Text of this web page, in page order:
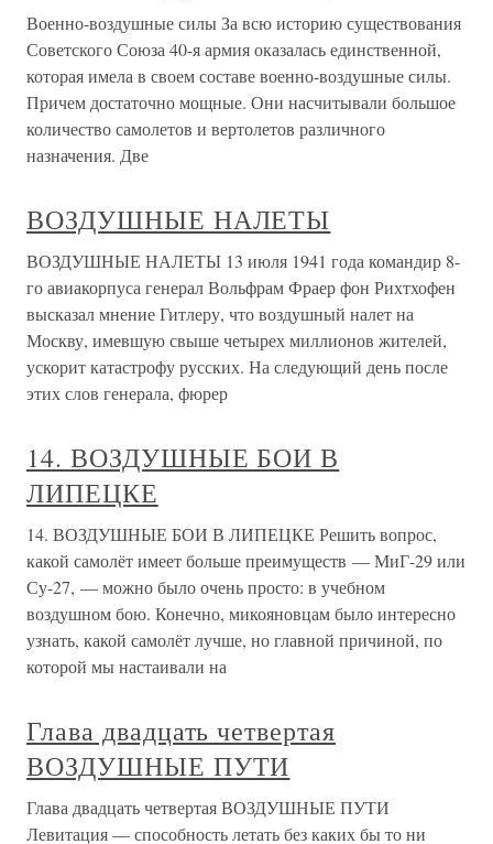
Военно-воздушные силы За всю историю существования
Советского Союза 40-я армия оказалась единственной,
которая имела в своем составе военно-воздушные силы.
Причем достаточно мощные. Они насчитывали большое
количество самолетов и вертолетов различного
назначения. Две
ВОЗДУШНЫЕ НАЛЕТЫ
ВОЗДУШНЫЕ НАЛЕТЫ 13 июля 1941 года командир 8-
го авиакорпуса генерал Вольфрам Фраер фон Рихтхофен
высказал мнение Гитлеру, что воздушный налет на
Москву, имевшую свыше четырех миллионов жителей,
ускорит катастрофу русских. На следующий день после
этих слов генерала, фюрер
14. ВОЗДУШНЫЕ БОИ В
ЛИПЕЦКЕ
14. ВОЗДУШНЫЕ БОИ В ЛИПЕЦКЕ Решить вопрос,
какой самолёт имеет больше преимуществ — МиГ-29 или
Су-27, — можно было очень просто: в учебном
воздушном бою. Конечно, микояновцам было интересно
узнать, какой самолёт лучше, но главной причиной, по
которой мы настаивали на
Глава двадцать четвертая
ВОЗДУШНЫЕ ПУТИ
Глава двадцать четвертая ВОЗДУШНЫЕ ПУТИ
Левитация — способность летать без каких бы то ни